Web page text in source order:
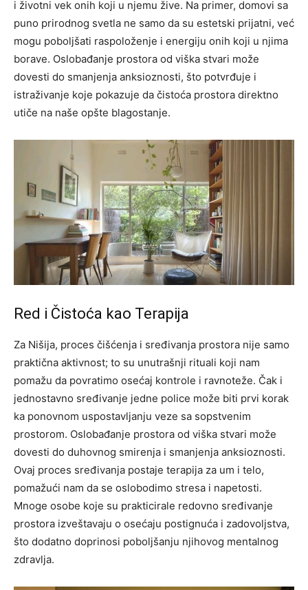
i životni vek onih koji u njemu žive. Na primer, domovi sa
puno prirodnog svetla ne samo da su estetski prijatni, već
mogu poboljšati raspoloženje i energiju onih koji u njima
borave. Oslobađanje prostora od viška stvari može
dovesti do smanjenja anksioznosti, što potvrđuje i
istraživanje koje pokazuje da čistoća prostora direktno
utiče na naše opšte blagostanje.
Red i Čistoća kao Terapija
Za Nišija, proces čišćenja i sređivanja prostora nije samo
praktična aktivnost; to su unutrašnji rituali koji nam
pomažu da povratimo osećaj kontrole i ravnoteže. Čak i
jednostavno sređivanje jedne police može biti prvi korak
ka ponovnom uspostavljanju veze sa sopstvenim
prostorom. Oslobađanje prostora od viška stvari može
dovesti do duhovnog smirenja i smanjenja anksioznosti.
Ovaj proces sređivanja postaje terapija za um i telo,
pomažući nam da se oslobodimo stresa i napetosti.
Mnoge osobe koje su prakticirale redovno sređivanje
prostora izveštavaju o osećaju postignuća i zadovoljstva,
što dodatno doprinosi poboljšanju njihovog mentalnog
zdravlja.